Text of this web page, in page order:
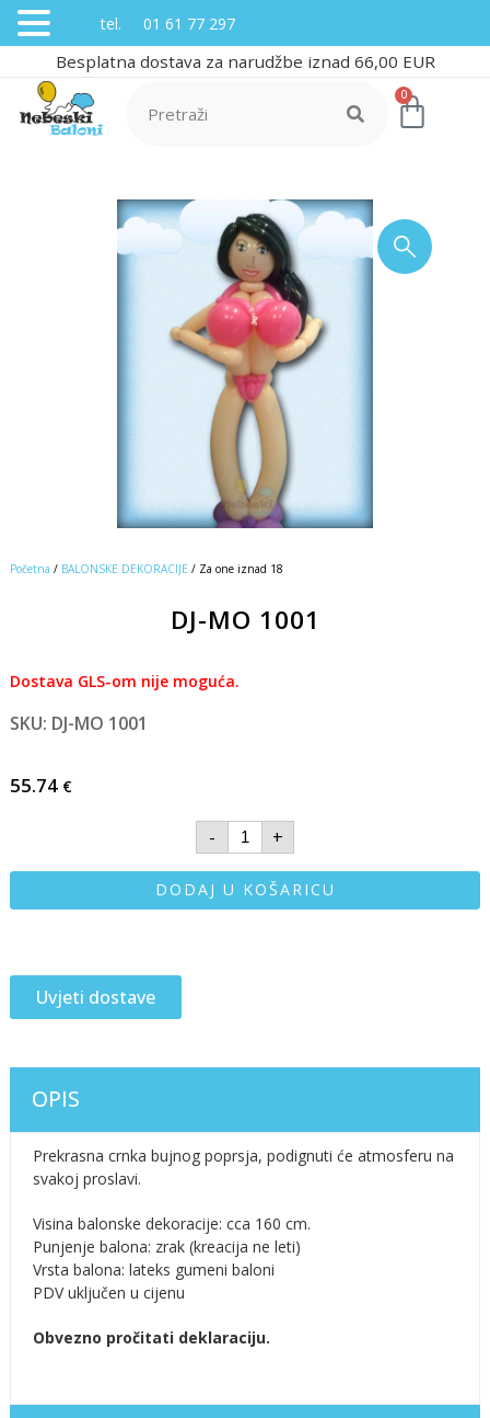
Besplatna dostava za narudžbe iznad 66,00 EUR
0
Početna / BALONSKE DEKORACIJE / Za one iznad 18
DJ-MO 1001
Dostava GLS-om nije moguća.
SKU: DJ-MO 1001
55.74 €
- +
DODAJ U KOŠARICU
Uvjeti dostave
OPIS
Prekrasna crnka bujnog poprsja, podignuti će atmosferu na
svakoj proslavi.
Visina balonske dekoracije: cca 160 cm.
Punjenje balona: zrak (kreacija ne leti)
Vrsta balona: lateks gumeni baloni
PDV uključen u cijenu
Obvezno pročitati deklaraciju.
tel. 01 61 77 297